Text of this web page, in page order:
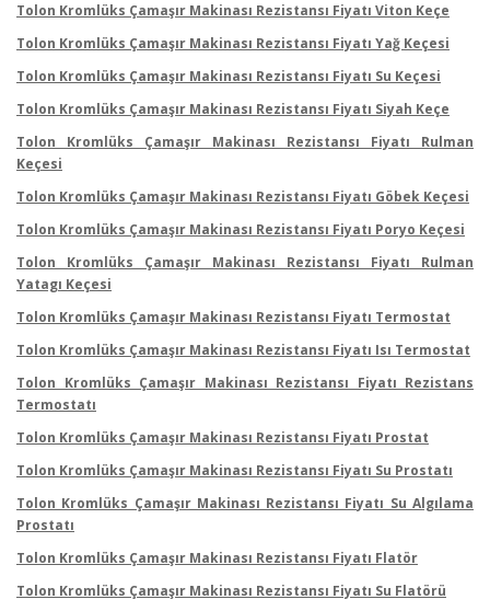
Tolon Kromlüks Çamaşır Makinası Rezistansı Fiyatı Viton Keçe
Tolon Kromlüks Çamaşır Makinası Rezistansı Fiyatı Yağ Keçesi
Tolon Kromlüks Çamaşır Makinası Rezistansı Fiyatı Su Keçesi
Tolon Kromlüks Çamaşır Makinası Rezistansı Fiyatı Siyah Keçe
Tolon Kromlüks Çamaşır Makinası Rezistansı Fiyatı Rulman
Keçesi
Tolon Kromlüks Çamaşır Makinası Rezistansı Fiyatı Göbek Keçesi
Tolon Kromlüks Çamaşır Makinası Rezistansı Fiyatı Poryo Keçesi
Tolon Kromlüks Çamaşır Makinası Rezistansı Fiyatı Rulman
Yatagı Keçesi
Tolon Kromlüks Çamaşır Makinası Rezistansı Fiyatı Termostat
Tolon Kromlüks Çamaşır Makinası Rezistansı Fiyatı Isı Termostat
Tolon Kromlüks Çamaşır Makinası Rezistansı Fiyatı Rezistans
Termostatı
Tolon Kromlüks Çamaşır Makinası Rezistansı Fiyatı Prostat
Tolon Kromlüks Çamaşır Makinası Rezistansı Fiyatı Su Prostatı
Tolon Kromlüks Çamaşır Makinası Rezistansı Fiyatı Su Algılama
Prostatı
Tolon Kromlüks Çamaşır Makinası Rezistansı Fiyatı Flatör
Tolon Kromlüks Çamaşır Makinası Rezistansı Fiyatı Su Flatörü